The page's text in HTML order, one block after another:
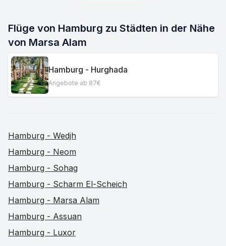
Flüge von Hamburg zu Städten in der Nähe
von Marsa Alam
Hamburg - Hurghada
Angebote ab 87€
Hamburg - Wedjh
Hamburg - Neom
Hamburg - Sohag
Hamburg - Scharm El-Scheich
Hamburg - Marsa Alam
Hamburg - Assuan
Hamburg - Luxor